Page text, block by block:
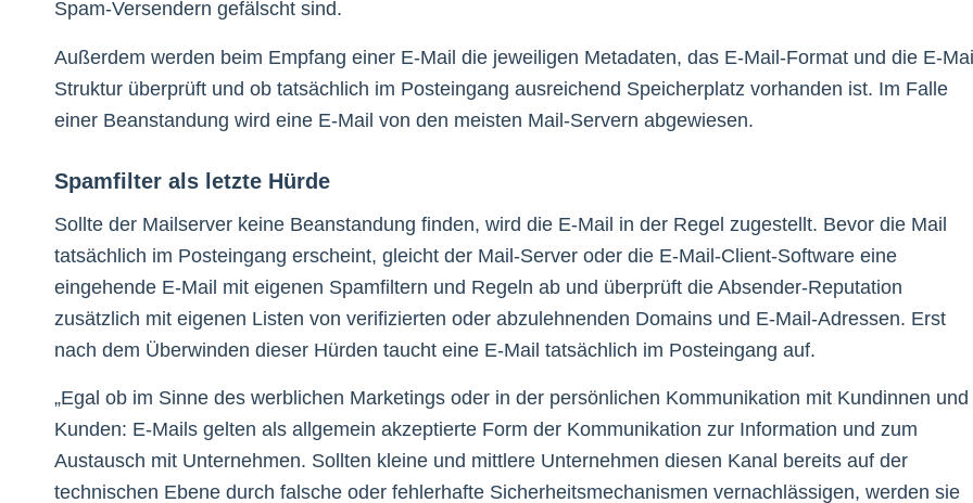
Spam-Versendern gefälscht sind.
Außerdem werden beim Empfang einer E-Mail die jeweiligen Metadaten, das E-Mail-Format und die E-
Struktur überprüft und ob tatsächlich im Posteingang ausreichend Speicherplatz vorhanden ist. Im Falle
einer Beanstandung wird eine E-Mail von den meisten Mail-Servern abgewiesen.
Spamfilter als letzte Hürde
Sollte der Mailserver keine Beanstandung finden, wird die E-Mail in der Regel zugestellt. Bevor die Mail
tatsächlich im Posteingang erscheint, gleicht der Mail-Server oder die E-Mail-Client-Software eine
eingehende E-Mail mit eigenen Spamfiltern und Regeln ab und überprüft die Absender-Reputation
zusätzlich mit eigenen Listen von verifizierten oder abzulehnenden Domains und E-Mail-Adressen. Erst
nach dem Überwinden dieser Hürden taucht eine E-Mail tatsächlich im Posteingang auf.
„Egal ob im Sinne des werblichen Marketings oder in der persönlichen Kommunikation mit Kundinnen und
Kunden: E-Mails gelten als allgemein akzeptierte Form der Kommunikation zur Information und zum
Austausch mit Unternehmen. Sollten kleine und mittlere Unternehmen diesen Kanal bereits auf der
technischen Ebene durch falsche oder fehlerhafte Sicherheitsmechanismen vernachlässigen, werden sie